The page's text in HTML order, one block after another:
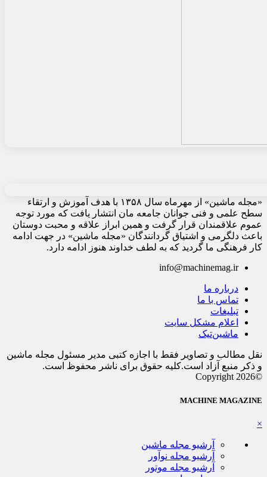
«مجله ماشین» از مهرماه سال ۱۳۵۸ با هدف آموزش و ارتقاء
سطح علمی و فنی جوانان جامعه مان انتشار یافت که مورد توجه
عموم علاقمندان قرار گرفت و همین ابراز علاقه و محبت دوستان
باعث دلگرمی و اشتیاق گردانندگان «مجله ماشین» در جهت ادامه
کار فرهنگی ما گردید که به لطف خداوند هنوز ادامه دارد.
info@machinemag.ir
درباره ما
تماس با ما
تبلیغات
اعلام مشکل سایت
ماشین‌تیک
نقل مطالب و تصاویر فقط با اجازه کتبی مدیر مسئول مجله ماشین
و ذکر منبع آزاد است.کلیه حقوق برای ناشر محفوظ است.
©Copyright 2026
MACHINE MAGAZINE
×
آرشیو مجله ماشین
آرشیو مجله نوآور
آرشیو مجله موتور